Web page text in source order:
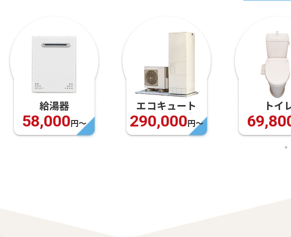
エコキュート
290,000円〜
トイレ
69,800円〜
キッチ